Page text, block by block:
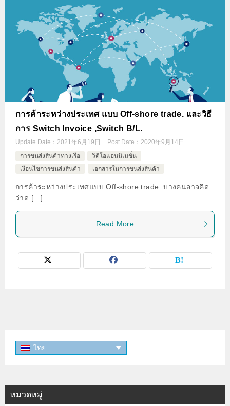
การค้าระหว่างประเทศ แบบ Off-shore trade. และวิธี
การ Switch Invoice ,Switch B/L.
Update Date： 2021年6月19日 Post Date： 2020年9月14日
การขนส่งสินค้าทางเรือ
วิดีโอแอนนิเมชั่น
เงื่อนไขการขนส่งสินค้า
เอกสารในการขนส่งสินค้า
การค้าระหว่างประเทศแบบ Off-shore trade. บางคนอาจคิด
ว่าด […]
Read More
ไทย
หมวดหมู่